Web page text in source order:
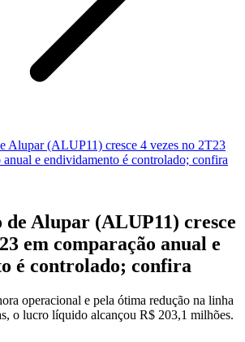
Alupar (ALUP11) cresce 4 vezes no 2T23
anual e endividamento é controlado; confira
Alupar (ALUP11) cresce
em comparação anual e
é controlado; confira
operacional e pela ótima redução na linha
o lucro líquido alcançou R$ 203,1 milhões.